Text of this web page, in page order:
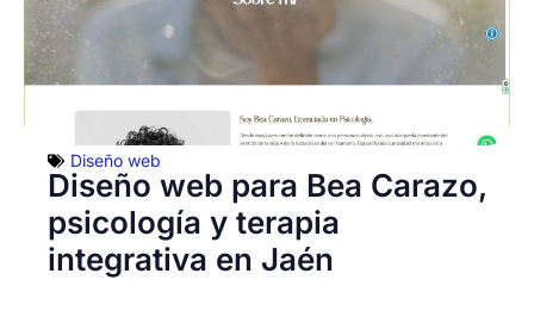
Diseño web
Diseño web para Bea Carazo,
psicología y terapia
integrativa en Jaén